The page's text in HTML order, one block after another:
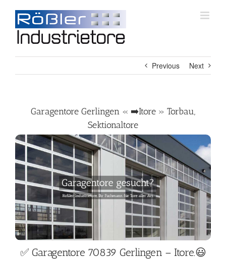
content
Previous Next
Garagentore Gerlingen « ➡️Itore » Torbau,
Sektionaltore
✅ Garagentore 70839 Gerlingen – Itore.😃